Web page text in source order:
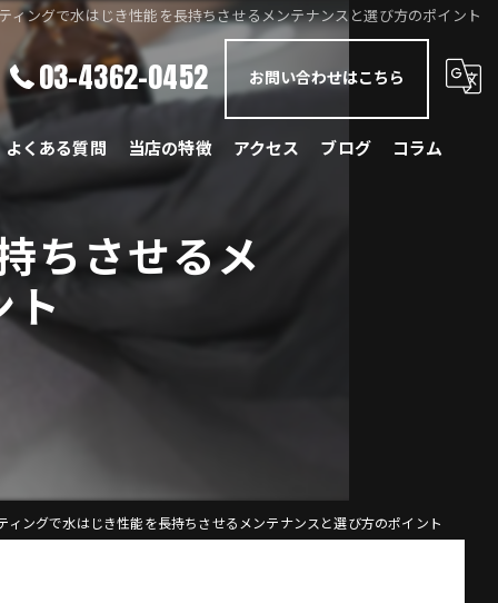
ィングで水はじき性能を長持ちさせるメンテナンスと選び方のポイント
03-4362-0452 お問い合わせはこちら
よくある質問 当店の特徴
BMW
アクセス ブログ コラム
ちさせるメ
ト
ィングで水はじき性能を長持ちさせるメンテナンスと選び方のポイント